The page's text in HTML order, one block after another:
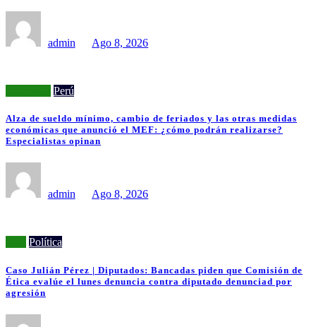
admin Ago 8, 2026
Perú
Alza de sueldo mínimo, cambio de feriados y las otras medidas
económicas que anunció el MEF: ¿cómo podrán realizarse?
Especialistas opinan
admin Ago 8, 2026
Política
Caso Julián Pérez | Diputados: Bancadas piden que Comisión de
Ética evalúe el lunes denuncia contra diputado denunciad por
agresión